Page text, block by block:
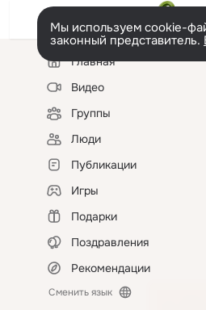
Мы используем cookie-
законный представитель.
Левая
колонкаГлавная
Видео
Группы
Люди
Публикации
Игры
Подарки
Поздравления
Рекомендации
Сменить язык